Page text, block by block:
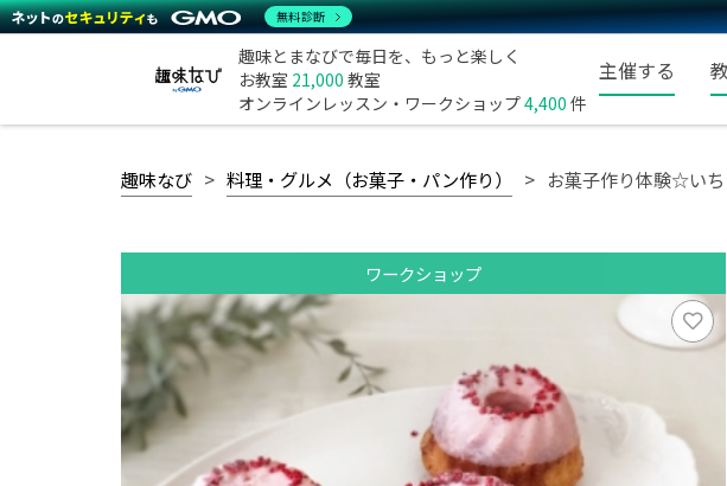
趣味とまなびで毎日を、もっと楽しく
お教室 21,000 教室
オンラインレッスン・ワークショップ4,400 件
主催する
趣味なび 料理・グルメ（お菓子・パン作り） お菓子作り体験☆い
ワークショップ
無料診断